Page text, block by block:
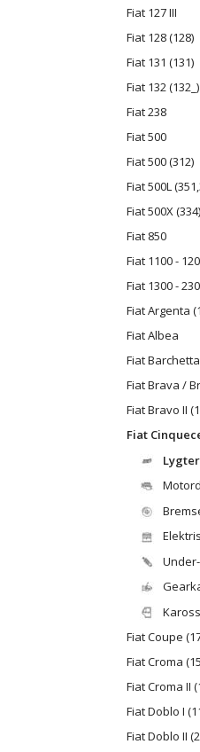
Fiat 127 III
Fiat 128 (128)
Fiat 131 (131)
Fiat 132 (132_)
Fiat 238
Fiat 500
Fiat 500 (312)
Fiat 500L
Fiat 500X (334)
Fiat 850
Fiat 1100 -
Fiat 1300 -
Fiat Argenta
Fiat Albea
Fiat
Fiat Brava /
Fiat Bravo II
Fiat
Lygter
Fiat Coupe
Fiat Croma
Fiat Croma II
Fiat Doblo I
Fiat Doblo II